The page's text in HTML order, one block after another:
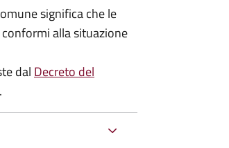
significa che le
alla situazione
dal Decreto del
.